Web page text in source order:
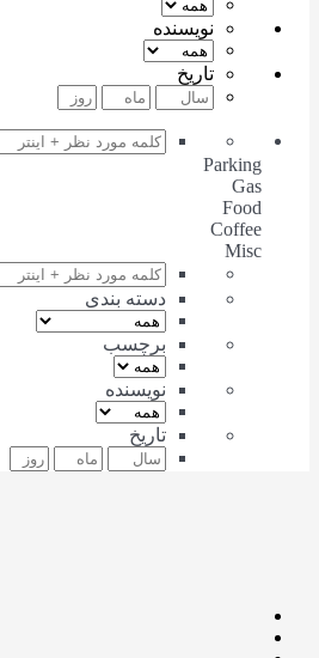
نویسنده
تاریخ
Parking
Coffee
دسته بندی
برچسب
نویسنده
تاریخ